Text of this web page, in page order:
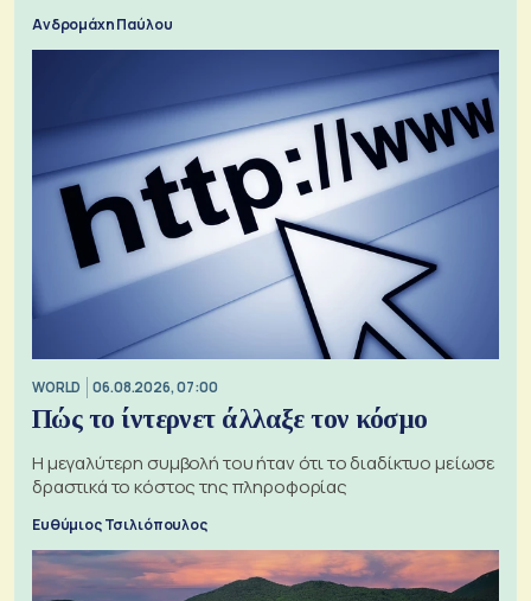
Ανδρομάχη Παύλου
WORLD 06.08.2026, 07:00
Πώς το ίντερνετ άλλαξε τον κόσμο
Η μεγαλύτερη συμβολή του ήταν ότι το διαδίκτυο μείωσε
δραστικά το κόστος της πληροφορίας
Ευθύμιος Τσιλιόπουλος